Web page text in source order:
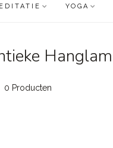
YOGA
0 Producten